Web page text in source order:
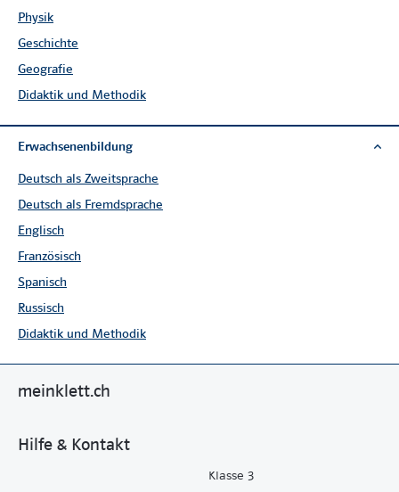
Physik
Geschichte
Geografie
Didaktik und Methodik
Erwachsenenbildung
Deutsch als Zweitsprache
Deutsch als Fremdsprache
Englisch
Französisch
Spanisch
Russisch
Didaktik und Methodik
meinklett.ch
Hilfe & Kontakt
Alle Lehrwerksteile (11 total)
Ergänzende Materialien
Arbeitsheft
für Schülerinnen und Schüler
3
Klasse 3